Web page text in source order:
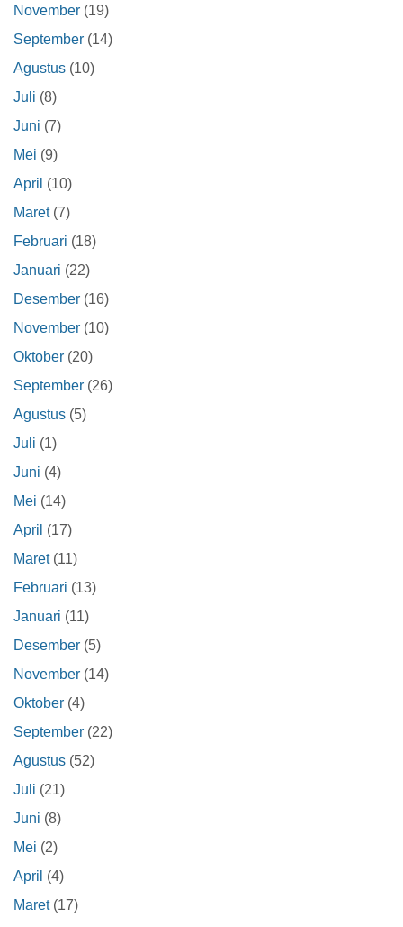
November (19)
September (14)
Agustus (10)
Juli (8)
Juni (7)
Mei (9)
April (10)
Maret(7)
Februari (18)
Januari (22)
Desember (16)
November (10)
Oktober (20)
September (26)
Agustus (5)
Juli (1)
Juni (4)
Mei (14)
April (17)
Maret(11)
Februari (13)
Januari (11)
Desember (5)
November (14)
Oktober (4)
September (22)
Agustus (52)
Juli (21)
Juni (8)
Mei (2)
April (4)
Maret(17)